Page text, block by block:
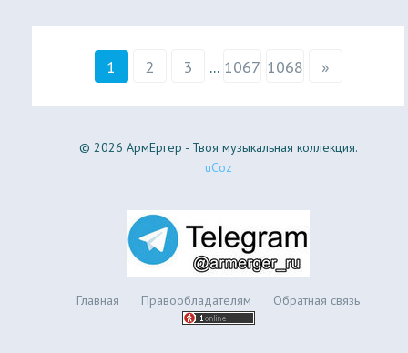
1 2 3 ... 1067 1068 »
© 2026 АрмЕргер - Твоя музыкальная коллекция.
uCoz
Главная Правообладателям Обратная связь